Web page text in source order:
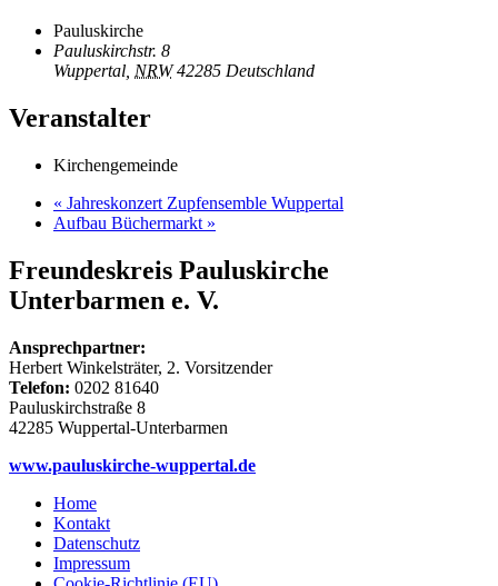
Pauluskirche
Pauluskirchstr. 8
Wuppertal NRW 42285 Deutschland
Veranstalter
Kirchengemeinde
« Jahreskonzert Zupfensemble Wuppertal
Aufbau Büchermarkt »
Freundeskreis Pauluskirche
Unterbarmen e. V.
Ansprechpartner:
Herbert Winkelsträter, 2. Vorsitzender
Telefon: 0202 81640
­Pauluskirchstraße 8
42285 Wuppertal-Unterbarmen
www.pauluskirche-wuppertal.de
Home
Kontakt
Datenschutz
Impressum